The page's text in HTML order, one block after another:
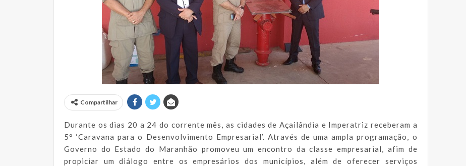
Compartilhar
Durante os dias 20 a 24 do corrente mês, as cidades de Açailândia e Imperatriz receberam a
5° ‘Caravana para o Desenvolvimento Empresarial’. Através de uma ampla programação, o
Governo do Estado do Maranhão promoveu um encontro da classe empresarial, afim de
propiciar um diálogo entre os empresários dos municípios, além de oferecer serviços